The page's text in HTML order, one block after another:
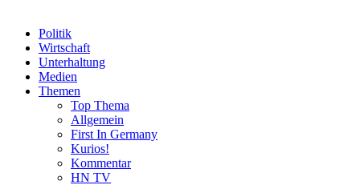
Politik
Wirtschaft
Unterhaltung
Medien
Themen
Top Thema
Allgemein
First In Germany
Kurios!
Kommentar
HN TV